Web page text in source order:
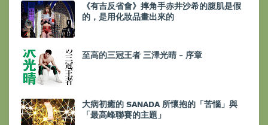
《有吉反省會》摔角手赤井沙希的腹肌是假
的，是用化妝品畫出來的
至高的三冠王者 三澤光晴 - 序章
大病初癒的 SANADA 所懷抱的「苦惱」與
「最高峰聯賽的主題」